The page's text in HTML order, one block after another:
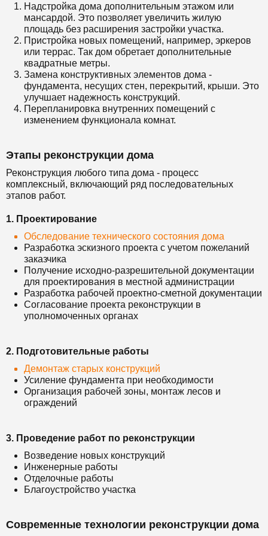
Надстройка дома дополнительным этажом или
мансардой. Это позволяет увеличить жилую
площадь без расширения застройки участка.
Пристройка новых помещений, например, эркеров
или террас. Так дом обретает дополнительные
квадратные метры.
Замена конструктивных элементов дома -
фундамента, несущих стен, перекрытий, крыши. Это
улучшает надежность конструкций.
Перепланировка внутренних помещений с
изменением функционала комнат.
Этапы реконструкции дома
Реконструкция любого типа дома - процесс
комплексный, включающий ряд последовательных
этапов работ.
1. Проектирование
Обследование технического состояния дома
Разработка эскизного проекта с учетом пожеланий
заказчика
Получение исходно-разрешительной документации
для проектирования в местной администрации
Разработка рабочей проектно-сметной документации
Согласование проекта реконструкции в
уполномоченных органах
2. Подготовительные работы
Демонтаж старых конструкций
Усиление фундамента при необходимости
Организация рабочей зоны, монтаж лесов и
ограждений
3. Проведение работ по реконструкции
Возведение новых конструкций
Инженерные работы
Отделочные работы
Благоустройство участка
Современные технологии реконструкции дома